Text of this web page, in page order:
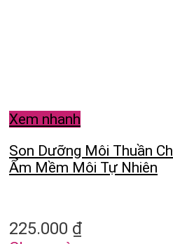
Xem nhanh
Son Dưỡng Môi Thuần
Ẩm Mềm Môi Tự Nhiên
225.000 ₫